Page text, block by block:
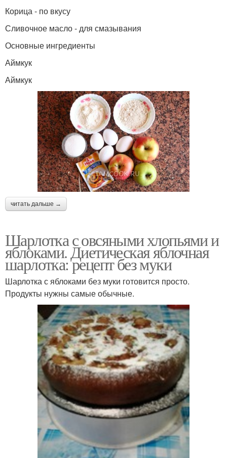
Корица - по вкусу
Сливочное масло - для смазывания
Основные ингредиенты
Аймкук
Аймкук
читать дальше →
Шарлотка с овсяными хлопьями и
яблоками. Диетическая яблочная
шарлотка: рецепт без муки
Шарлотка с яблоками без муки готовится просто.
Продукты нужны самые обычные.